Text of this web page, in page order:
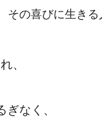
その喜びに生きる
、
なく、